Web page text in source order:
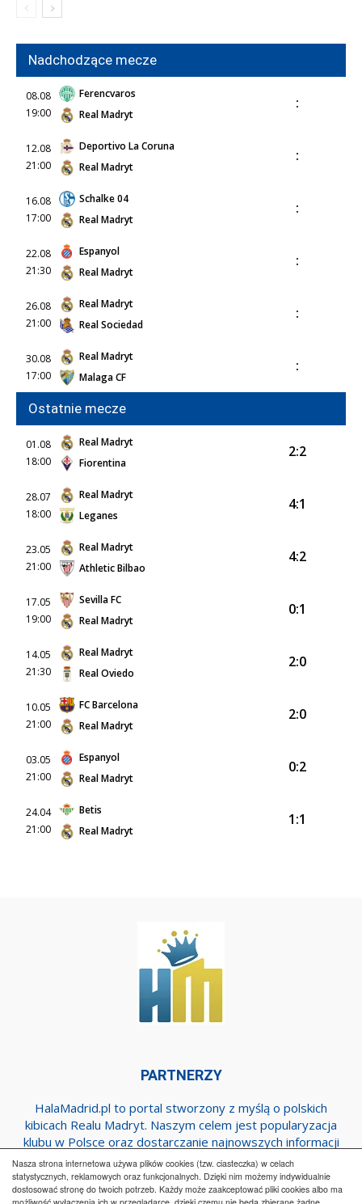
Nasza strona internetowa używa plików cookies (tzw. ciasteczka) w celach
statystycznych, reklamowych oraz funkcjonalnych. Dzięki nim możemy indywidualnie
dostosować stronę do twoich potrzeb. Każdy może zaakceptować pliki cookies albo ma
Nadchodzące mecze
08.08
19:00
Ferencvaros
Real Madryt
:
12.08
21:00
Deportivo La Coruna
Real Madryt
:
16.08
17:00
Schalke 04
Real Madryt
:
22.08
21:30
Espanyol
Real Madryt
:
26.08
21:00
Real Madryt
Real Sociedad
:
30.08
17:00
Real Madryt
Malaga CF
:
Ostatnie mecze
01.08
18:00
Real Madryt
Fiorentina
2:2
28.07
18:00
Real Madryt
Leganes
4:1
23.05
21:00
Real Madryt
Athletic Bilbao
4:2
17.05
19:00
Sevilla FC
Real Madryt
0:1
14.05
21:30
Real Madryt
Real Oviedo
2:0
10.05
21:00
FC Barcelona
Real Madryt
2:0
03.05
21:00
Espanyol
Real Madryt
0:2
24.04
21:00
Betis
Real Madryt
1:1
PARTNERZY
HalaMadrid.pl to portal stworzony z myślą o polskich
kibicach Realu Madryt. Naszym celem jest popularyzacja
klubu w Polsce oraz dostarczanie najnowszych informacji
dotyczących zespołu z Estadio Santiago Bernabeu.